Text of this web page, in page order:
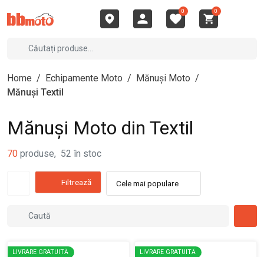
0 0
Home / Echipamente Moto / Mănuși Moto /
Mănuși Textil
Mănuși Moto din Textil
70 produse, 52 în stoc
Filtrează Cele mai populare
LIVRARE GRATUITĂ LIVRARE GRATUITĂ